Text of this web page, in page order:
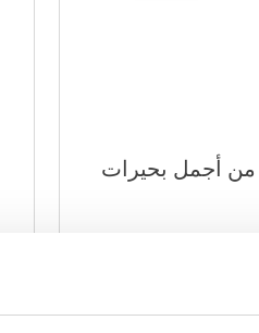
من أجمل بحيرات